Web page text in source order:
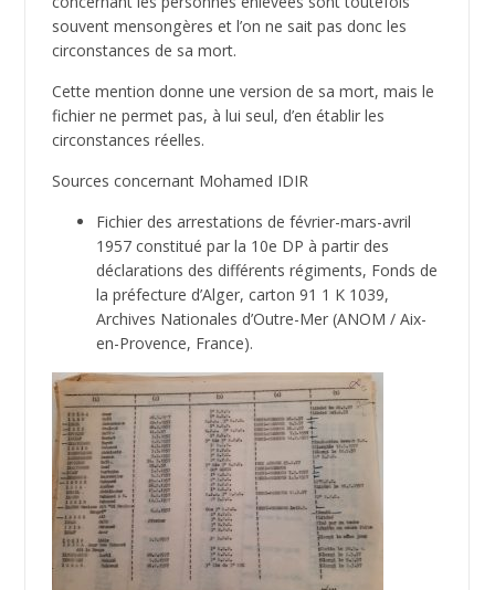
souvent mensongères et l’on ne sait pas donc les
circonstances de sa mort.
Cette mention donne une version de sa mort, mais le
fichier ne permet pas, à lui seul, d’en établir les
circonstances réelles.
Sources concernant Mohamed IDIR
Fichier des arrestations de février-mars-avril
1957 constitué par la 10e DP à partir des
déclarations des différents régiments, Fonds de
la préfecture d’Alger, carton 91 1 K 1039,
Archives Nationales d’Outre-Mer (ANOM / Aix-
en-Provence, France).